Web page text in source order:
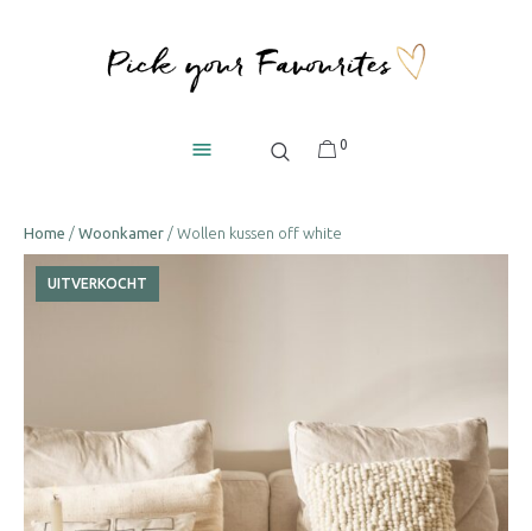
0
Home / Woonkamer / Wollen kussen off white
UITVERKOCHT